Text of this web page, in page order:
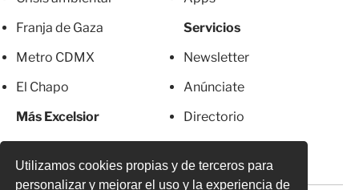
Utilizamos cookies propias y de terceros para
personalizar y mejorar el uso y la experiencia de
Franja de Gaza
Metro CDMX
El Chapo
Más Excelsior
Servicios
Newsletter
Anúnciate
Directorio